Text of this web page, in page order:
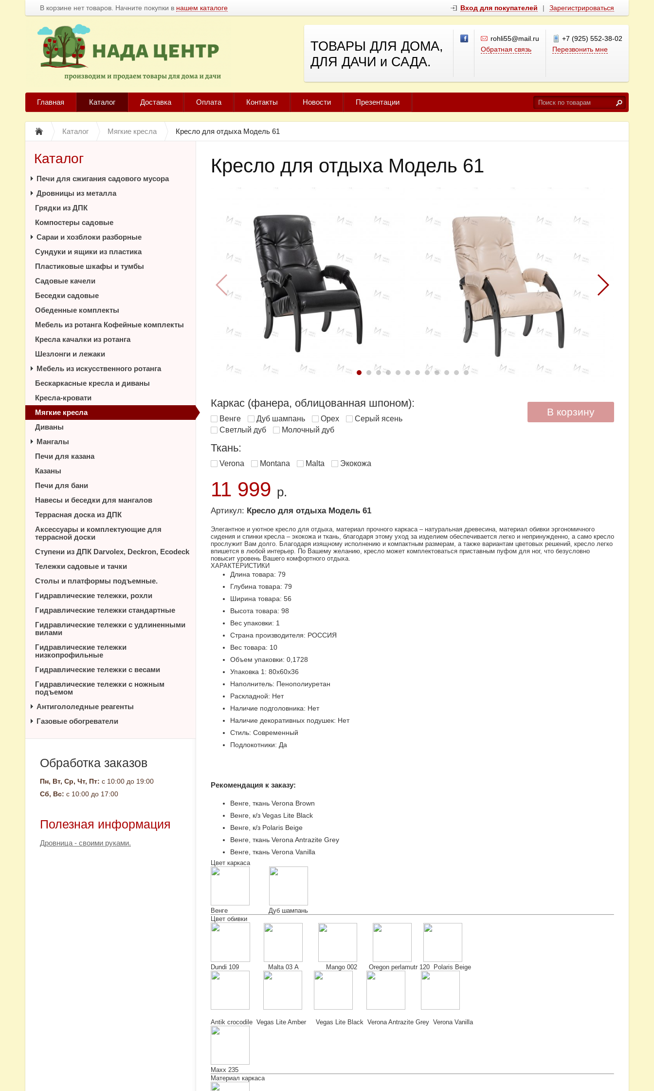
В корзине нет товаров. Начните покупки в нашем каталоге Вход для покупателей | Зарегистрироваться
ТОВАРЫ ДЛЯ ДОМА,
ДЛЯ ДАЧИ и САДА.
rohli55@mail.ru
Обратная связь
+7 (925) 552-38-02
Перезвонить мне
Главная Каталог Доставка Оплата Контакты Новости Презентации
Каталог Мягкие кресла Кресло для отдыха Модель 61
Кресло для отдыха Модель 61
Каркас (фанера, облицованная шпоном):
Венге Дуб шампань Орех
Серый ясень
Светлый дуб
Молочный дуб
Ткань:
Verona Montana Malta Экокожа
11 999 р.
Артикул: Кресло для отдыха Модель 61
В корзину
Элегантное и уютное кресло для отдыха, материал прочного каркаса – натуральная древесина, материал обивки эргономичного
сидения и спинки кресла – экокожа и ткань, благодаря этому уход за изделием обеспечивается легко и непринужденно, а само кресло
прослужит Вам долго. Благодаря изящному исполнению и компактным размерам, а также вариантам цветовых решений, кресло легко
впишется в любой интерьер. По Вашему желанию, кресло может комплектоваться приставным пуфом для ног, что безусловно
повысит уровень Вашего комфортного отдыха.
ХАРАКТЕРИСТИКИ
Длина товара: 79
Глубина товара: 79
Ширина товара: 56
Высота товара: 98
Вес упаковки: 1
Страна производителя: РОССИЯ
Вес товара: 10
Объем упаковки: 0,1728
Упаковка 1: 80х60х36
Наполнитель: Пенополиуретан
Раскладной: Нет
Наличие подголовника: Нет
Наличие декоративных подушек: Нет
Стиль: Современный
Подлокотники: Да
Рекомендация к заказу:
Венге, ткань Verona Brown
Венге, к/з Vegas Lite Black
Венге, к/з Polaris Beige
Венге, ткань Verona Antrazite Grey
Венге, ткань Verona Vanilla
Цвет каркаса
Венге Дуб шампань
Цвет обивки
Dundi 109 Malta 03 А Mango 002 Oregon perlamutr 120 Polaris Beige
Antik crocodile Vegas Lite Amber Vegas Lite Black Verona Antrazite Grey Verona Vanilla
Maxx 235
Материал каркаса
Каталог
Печи для сжигания садового мусора
Дровницы из металла
Грядки из ДПК
Компостеры садовые
Сараи и хозблоки разборные
Сундуки и ящики из пластика
Пластиковые шкафы и тумбы
Садовые качели
Беседки садовые
Обеденные комплекты
Мебель из ротанга Кофейные комплекты
Кресла качалки из ротанга
Шезлонги и лежаки
Мебель из искусственного ротанга
Бескаркасные кресла и диваны
Кресла-кровати
Мягкие кресла
Диваны
Мангалы
Печи для казана
Казаны
Печи для бани
Навесы и беседки для мангалов
Террасная доска из ДПК
Аксессуары и комплектующие для
террасной доски
Ступени из ДПК Darvolex, Deckron, Ecodeck
Тележки садовые и тачки
Столы и платформы подъемные.
Гидравлические тележки, рохли
Гидравлические тележки стандартные
Гидравлические тележки с удлиненными
вилами
Гидравлические тележки
низкопрофильные
Гидравлические тележки с весами
Гидравлические тележки с ножным
подъемом
Антигололедные реагенты
Газовые обогреватели
Обработка заказов
Пн, Вт, Ср, Чт, Пт: с 10:00 до 19:00
Сб, Вс: с 10:00 до 17:00
Полезная информация
Дровница - своими руками.